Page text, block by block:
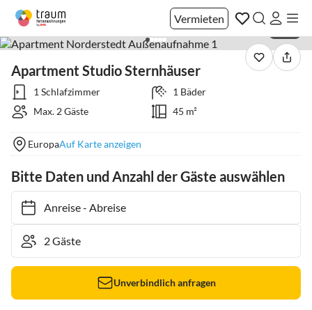
Vermieten
Apartment Studio Sternhäuser
1 Schlafzimmer
1 Bäder
Max. 2 Gäste
45 m²
EuropaAuf Karte anzeigen
Bitte Daten und Anzahl der Gäste auswählen
Anreise- Abreise
Unverbindlich anfragen